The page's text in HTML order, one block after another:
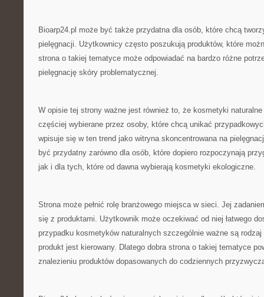
Bioarp24.pl może być także przydatna dla osób, które chcą
pielęgnacji. Użytkownicy często poszukują produktów, które
strona o takiej tematyce może odpowiadać na bardzo różne
pielęgnację skóry problematycznej.
W opisie tej strony ważne jest również to, że kosmetyki
częściej wybierane przez osoby, które chcą unikać
wpisuje się w ten trend jako witryna skoncentrowana na
być przydatny zarówno dla osób, które dopiero rozpoczynają
jak i dla tych, które od dawna wybierają kosmetyki ekologiczne.
Strona może pełnić rolę branżowego miejsca w sieci. Jej
się z produktami. Użytkownik może oczekiwać od niej łatwego
przypadku kosmetyków naturalnych szczególnie ważne są rodzaj
produkt jest kierowany. Dlatego dobra strona o takiej tematyce
znalezieniu produktów dopasowanych do codziennych